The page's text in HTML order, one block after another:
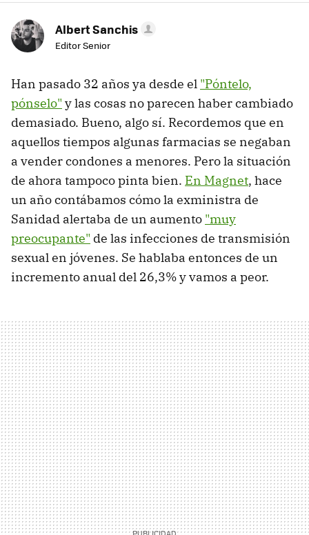
Albert Sanchis
Editor Senior
Han pasado 32 años ya desde el "Póntelo,
pónselo" y las cosas no parecen haber cambiado
demasiado. Bueno, algo sí. Recordemos que en
aquellos tiempos algunas farmacias se negaban
a vender condones a menores. Pero la situación
de ahora tampoco pinta bien. En Magnet, hace
un año contábamos cómo la exministra de
Sanidad alertaba de un aumento "muy
preocupante" de las infecciones de transmisión
sexual en jóvenes. Se hablaba entonces de un
incremento anual del 26,3% y vamos a peor.